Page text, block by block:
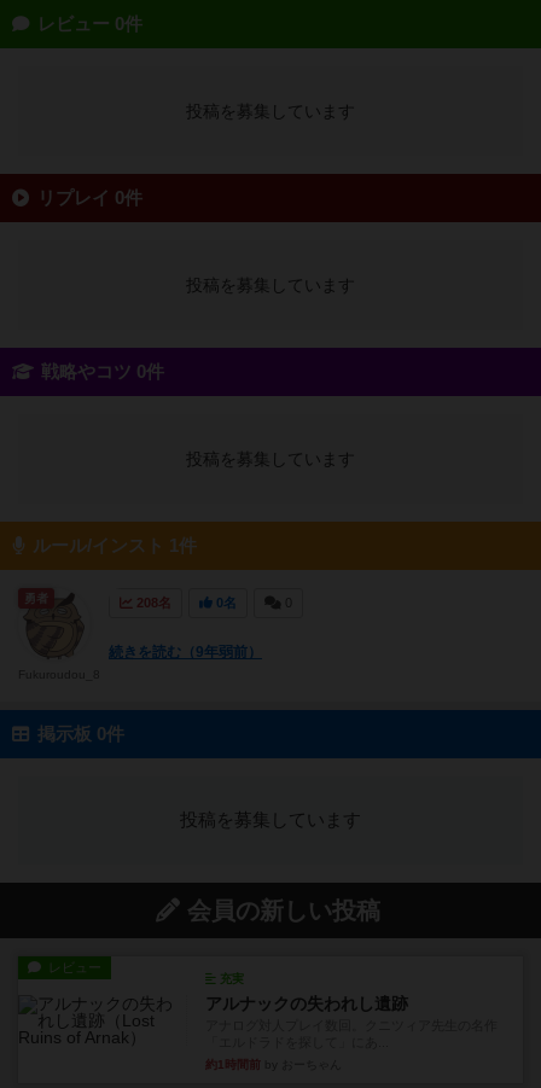
レビュー 0件
投稿を募集しています
リプレイ 0件
投稿を募集しています
戦略やコツ 0件
投稿を募集しています
ルール/インスト 1件
208名 0名
続きを読む（9年弱前）
勇者
掲示板 0件
投稿を募集しています
会員の新しい投稿
レビュー
充実
アルナックの失われし遺跡
約1時間前